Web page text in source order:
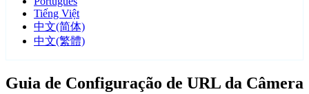
Tiếng Việt
中文(简体)
中文(繁體)
Guia de Configuração de URL da Câmera